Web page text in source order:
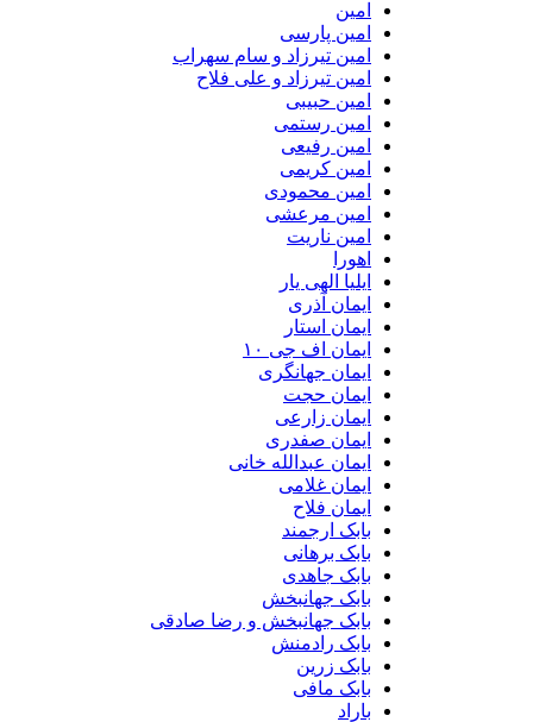
امین پارسی
امین تیرزاد و سام سهراب
امین تیرزاد و علی فلاح
امین حبیبی
امین رستمی
امین رفیعی
امین کریمی
امین محمودی
امین مرعشی
امین ناریت
ایلیا الهی یار
ایمان آذری
ایمان استار
ایمان اف جی ۱۰
ایمان جهانگری
ایمان حجت
ایمان زارعی
ایمان صفدری
ایمان عبدالله خانی
ایمان غلامی
ایمان فلاح
بابک ارجمند
بابک برهانی
بابک جاهدی
بابک جهانبخش
بابک جهانبخش و رضا صادقی
بابک رادمنش
بابک زرین
بابک مافی